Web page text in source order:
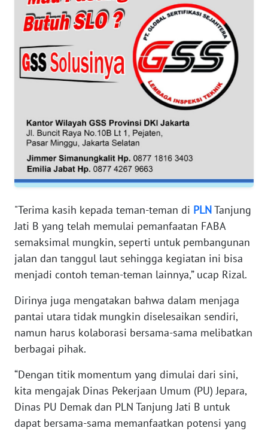
"Terima kasih kepada teman-teman di PLNTanjung
Jati B yang telah memulai pemanfaatan FABA
semaksimal mungkin, seperti untuk pembangunan
jalan dan tanggul laut sehingga kegiatan ini bisa
menjadi contoh teman-teman lainnya,” ucap Rizal.
Dirinya juga mengatakan bahwa dalam menjaga
pantai utara tidak mungkin diselesaikan sendiri,
namun harus kolaborasi bersama-sama melibatkan
berbagai pihak.
“Dengan titik momentum yang dimulai dari sini,
kita mengajak Dinas Pekerjaan Umum (PU) Jepara,
Dinas PU Demak dan PLN Tanjung Jati B untuk
dapat bersama-sama memanfaatkan potensi yang
NTT
KEPRI
WN
WN
PAPUA
WN
WN
SERAMBI
WN
JAMBI
WN
SULTRA
NTB
WN
SULTENG